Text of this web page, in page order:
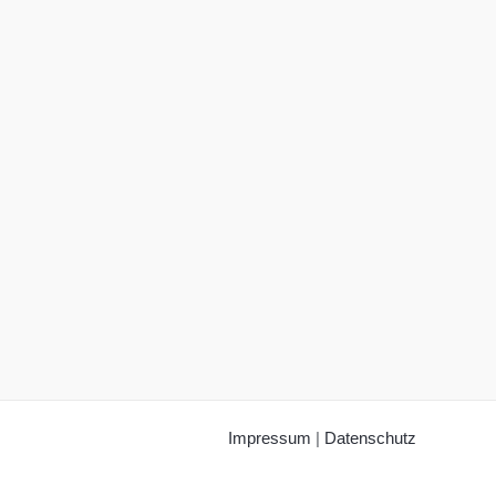
Impressum | Datenschutz